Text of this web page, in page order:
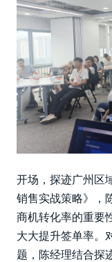
开场，探迹广州区
销售实战策略》，
商机转化率的重要
大大提升签单率。
题，陈经理结合探